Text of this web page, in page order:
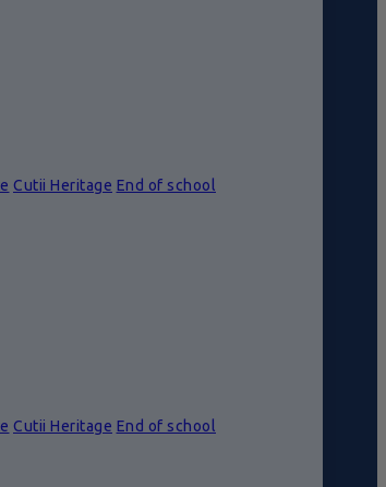
Cutii Heritage End of school
Cutii Heritage End of school